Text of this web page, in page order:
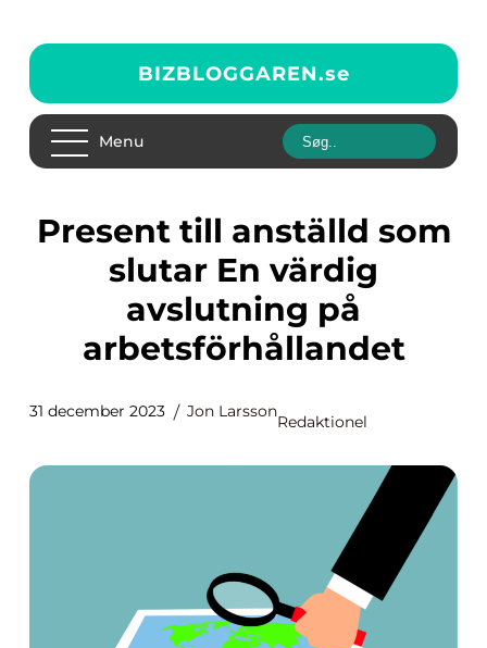
BIZBLOGGAREN.se
Menu
Present till anställd som
slutar En värdig
avslutning på
arbetsförhållandet
31 december 2023 Jon Larsson
Redaktionel